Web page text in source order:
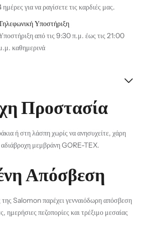
για να ραγίσετε τις καρδιές μας.
Υποστήριξη
από τις 9:30 π.μ. έως τις 21:00
καθημερινά
Προστασία
ή στη λάσπη χωρίς να ανησυχείτε, χάρη
μεμβράνη GORE-TEX.
Απόσβεση
Salomon παρέχει γενναιόδωρη απόσβεση
ημερήσιες πεζοπορίες και τρέξιμο μεσαίας